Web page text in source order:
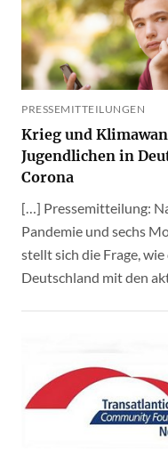
PRESSEMITTEILUNGEN
Krieg und
Jugendlichen in
Corona
[…] Pressemitteilung:
Pandemie und sechs
stellt sich die Frage,
Deutschland mit den